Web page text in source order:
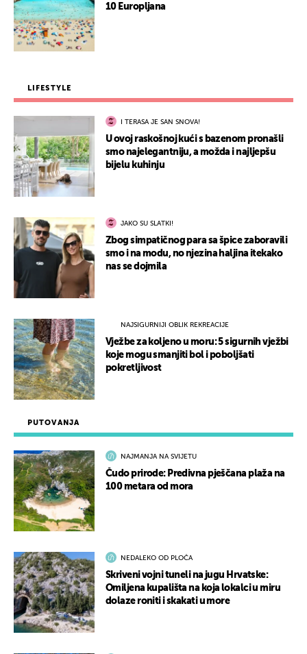
PUTOVANJA
NAJMANJA NA SVIJETU
Čudo prirode: Predivna pješčana plaža na
100 metara od mora
NEDALEKO OD PLOČA
Skriveni vojni tuneli na jugu Hrvatske:
Omiljena kupališta na koja lokalci u miru
dolaze roniti i skakati u more
10 Europljana
LIFESTYLE
I TERASA JE SAN SNOVA!
U ovoj raskošnoj kući s bazenom pronašli
smo najelegantniju, a možda i najljepšu
bijelu kuhinju
JAKO SU SLATKI!
Zbog simpatičnog para sa špice zaboravili
smo i na modu, no njezina haljina itekako
nas se dojmila
NAJSIGURNIJI OBLIK REKREACIJE
Vježbe za koljeno u moru: 5 sigurnih vježbi
koje mogu smanjiti bol i poboljšati
pokretljivost